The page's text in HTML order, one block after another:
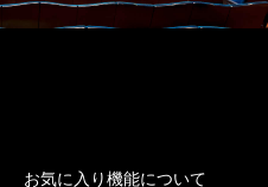
お気に入り機能について